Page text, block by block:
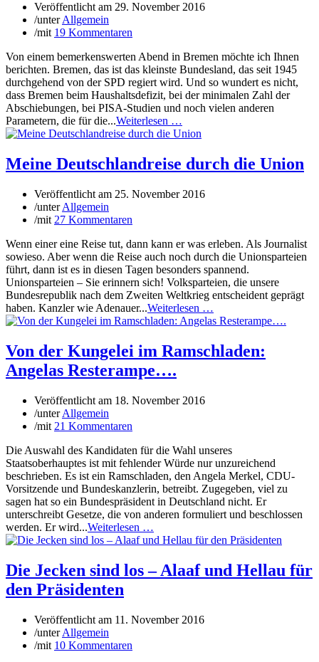
Veröffentlicht am 29. November 2016
/unterAllgemein
/mit 19 Kommentaren
Von einem bemerkenswerten Abend in Bremen möchte ich Ihnen
berichten. Bremen, das ist das kleinste Bundesland, das seit 1945
durchgehend von der SPD regiert wird. Und so wundert es nicht,
dass Bremen beim Haushaltsdefizit, bei der minimalen Zahl der
Abschiebungen, bei PISA-Studien und noch vielen anderen
Parametern, die für die...Weiterlesen …
Meine Deutschlandreise durch die Union
Veröffentlicht am 25. November 2016
/unterAllgemein
/mit 27 Kommentaren
Wenn einer eine Reise tut, dann kann er was erleben. Als Journalist
sowieso. Aber wenn die Reise auch noch durch die Unionsparteien
führt, dann ist es in diesen Tagen besonders spannend.
Unionsparteien – Sie erinnern sich! Volksparteien, die unsere
Bundesrepublik nach dem Zweiten Weltkrieg entscheident geprägt
haben. Kanzler wie Adenauer...Weiterlesen …
Von der Kungelei im Ramschladen:
Angelas Resterampe….
Veröffentlicht am 18. November 2016
/unterAllgemein
/mit 21 Kommentaren
Die Auswahl des Kandidaten für die Wahl unseres
Staatsoberhauptes ist mit fehlender Würde nur unzureichend
beschrieben. Es ist ein Ramschladen, den Angela Merkel, CDU-
Vorsitzende und Bundeskanzlerin, betreibt. Zugegeben, viel zu
sagen hat so ein Bundespräsident in Deutschland nicht. Er
unterschreibt Gesetze, die von anderen formuliert und beschlossen
werden. Er wird...Weiterlesen …
Die Jecken sind los – Alaaf und Hellau für
den Präsidenten
Veröffentlicht am 11. November 2016
/unterAllgemein
/mit 10 Kommentaren